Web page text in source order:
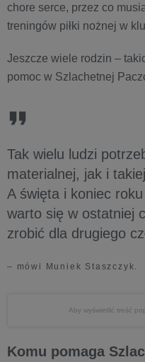
chore serce, przez co
treningów piłki nożnej w
Jeszcze wiele rodzin –
pomoc w Szlachetnej
Tak wielu ludzi
materialnej, jak i
A święta i koniec
warto się w ostatniej
zrobić dla drugiego
– mówi Muniek Staszczyk.
Aby wyświetlić treść
Komu pomaga